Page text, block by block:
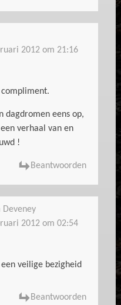
2012 om 21:16
dagdromen eens op,
verhaal van en
!
Beantwoorden
Deveney
2012 om 02:54
veilige bezigheid
Beantwoorden